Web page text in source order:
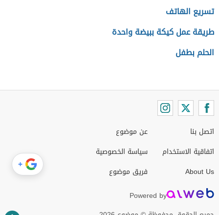
تسريع الهاتف
طريقة عمل كيكة ببيضة واحدة
الحلم بطفل
اتصل بنا
اتفاقية الاستخدام
About Us
عن موضوع
سياسة الخصوصية
فريق موضوع
Powered by
+